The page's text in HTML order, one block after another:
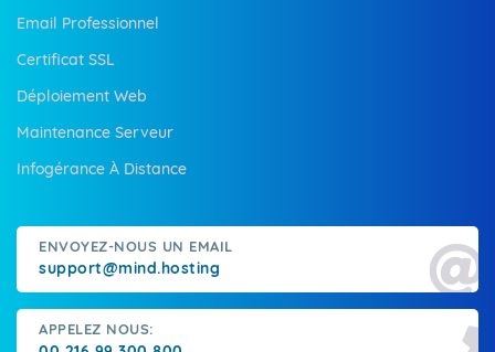
Email Professionnel
Certificat SSL
Déploiement Web
Maintenance Serveur
Infogérance À Distance
ENVOYEZ-NOUS UN EMAIL
support@mind.hosting
APPELEZ NOUS: